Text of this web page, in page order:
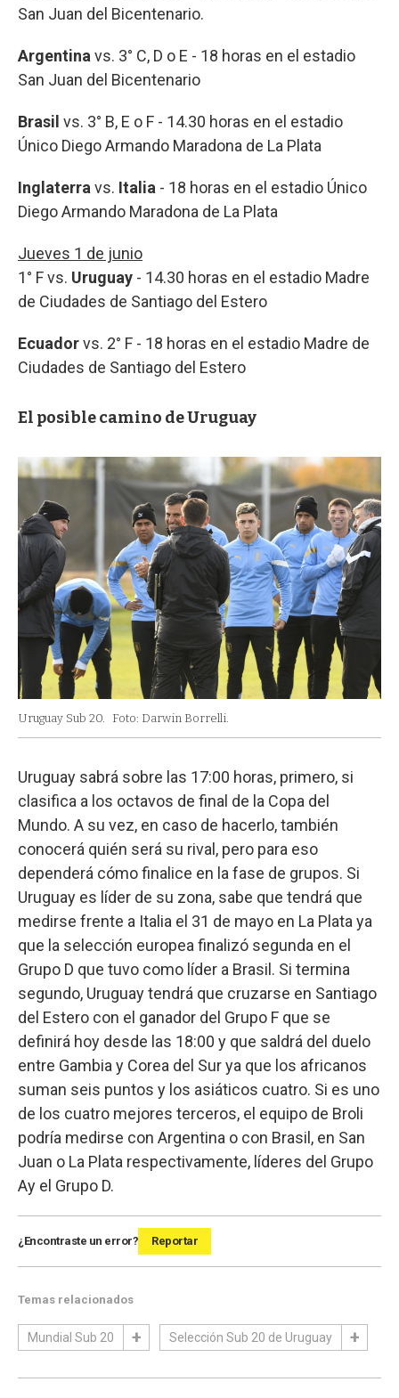
San Juan del Bicentenario.
Argentina vs. 3° C, D o E - 18 horas en el estadio
San Juan del Bicentenario
Brasil vs. 3° B, E o F - 14.30 horas en el estadio
Único Diego Armando Maradona de La Plata
Inglaterra vs. Italia - 18 horas en el estadio Único
Diego Armando Maradona de La Plata
Jueves 1 de junio
1° F vs. Uruguay - 14.30 horas en el estadio Madre
de Ciudades de Santiago del Estero
Ecuadorvs. 2° F - 18 horas en el estadio Madre de
Ciudades de Santiago del Estero
El posible camino de Uruguay
Uruguay Sub 20. Foto: Darwin Borrelli.
Uruguay sabrá sobre las 17:00 horas, primero, si
clasifica a los octavos de final de la Copa del
Mundo. A su vez, en caso de hacerlo, también
conocerá quién será su rival, pero para eso
dependerá cómo finalice en la fase de grupos. Si
Uruguay es líder de su zona, sabe que tendrá que
medirse frente a Italia el 31 de mayo en La Plata ya
que la selección europea finalizó segunda en el
Grupo D que tuvo como líder a Brasil. Si termina
segundo, Uruguay tendrá que cruzarse en Santiago
del Estero con el ganador del Grupo F que se
definirá hoy desde las 18:00 y que saldrá del duelo
entre Gambia y Corea del Sur ya que los africanos
suman seis puntos y los asiáticos cuatro. Si es uno
de los cuatro mejores terceros, el equipo de Broli
podría medirse con Argentina o con Brasil, en San
Juan o La Plata respectivamente, líderes del Grupo
Ay el Grupo D.
¿Encontraste un error? Reportar
Temas relacionados
Mundial Sub 20 Selección Sub 20 de Uruguay